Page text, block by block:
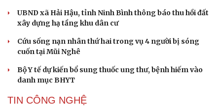
UBND xã Hải Hậu, tỉnh Ninh Bình thông báo thu hồi đất
xây dựng hạ tầng khu dân cư
Cứu sống nạn nhân thứ hai trong vụ 4 người bị sóng
cuốn tại Mũi Nghê
Bộ Y tế dự kiến bổ sung thuốc ung thư, bệnh hiếm vào
danh mục BHYT
TIN CÔNG NGHỆ